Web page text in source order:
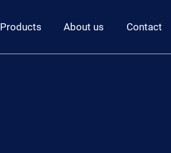
Products About us Contact